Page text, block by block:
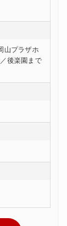
山プラザホ
後楽園まで